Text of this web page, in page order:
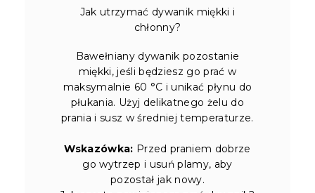
Jak utrzymać dywanik miękki i
chłonny?
Bawełniany dywanik pozostanie
miękki, jeśli będziesz go prać w
maksymalnie 60 °C i unikać płynu do
płukania. Użyj delikatnego żelu do
prania i susz w średniej temperaturze.
Wskazówka: Przed praniem dobrze
go wytrzep i usuń plamy, aby
pozostał jak nowy.